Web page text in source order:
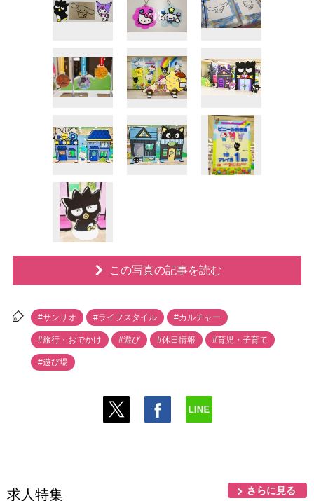
この写真の記事を読む
#サンリオ #ライフスタイル #カルチャー
#旅行・おでかけ #遊び #休日情報 #育児・子育て
#遊び場
求人特集 さらに見る